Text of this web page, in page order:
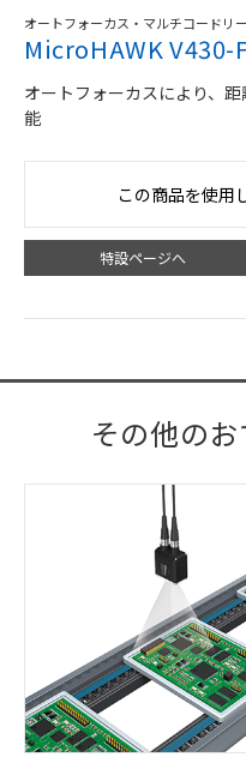
オートフォーカス・マルチコードリ
MicroHAWK V430-
オートフォーカスにより、
能
この商品を使用
特設ページへ
その他の